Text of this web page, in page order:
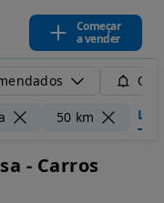
Começar
a vender
50 km
- Carros